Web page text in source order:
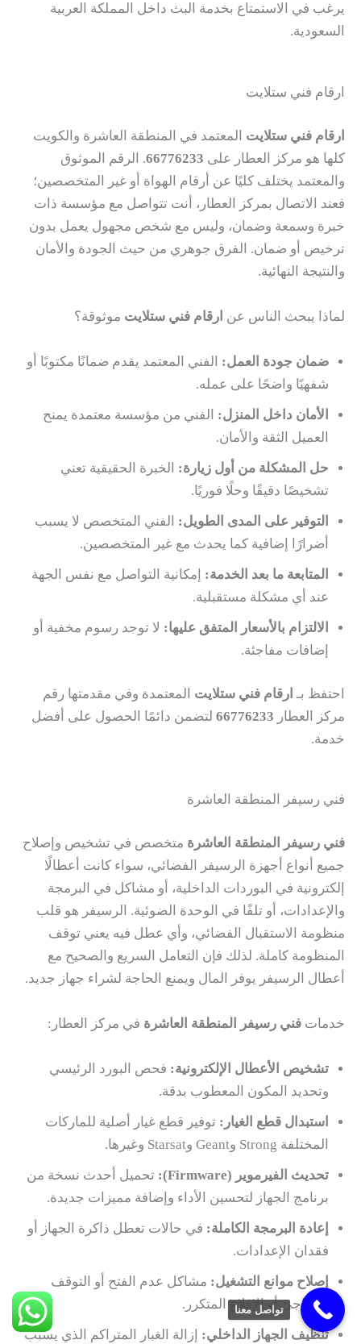
يرغب في الاستمتاع بخدمة البث داخل المملكة العربية
السعودية.
ارقام فني ستلايت
ارقام فني ستلايت المعتمد في المنطقة العاشرة والكويت
كلها هو مركز العطار على 66776233. الرقم الموثوق
والمعتمد يختلف كليًا عن أرقام الهواة أو غير المتخصصين؛
فعند الاتصال بمركز العطار، أنت تتواصل مع مؤسسة ذات
خبرة وسمعة وضمان، وليس مع شخص مجهول يعمل بدون
ترخيص أو ضمان. الفرق جوهري من حيث الجودة والأمان
والنتيجة النهائية.
لماذا يبحث الناس عن ارقام فني ستلايت موثوقة؟
ضمان جودة العمل: الفني المعتمد يقدم ضمانًا مكتوبًا أو
شفهيًا واضحًا على عمله.
الأمان داخل المنزل: الفني من مؤسسة معتمدة يمنح
العميل الثقة والأمان.
حل المشكلة من أول زيارة: الخبرة الحقيقية تعني
تشخيصًا دقيقًا وحلًا فوريًا.
التوفير على المدى الطويل: الفني المتخصص لا يسبب
أضرارًا إضافية كما يحدث مع غير المتخصصين.
المتابعة ما بعد الخدمة: إمكانية التواصل مع نفس الجهة
عند أي مشكلة مستقبلية.
الالتزام بالأسعار المتفق عليها: لا توجد رسوم مخفية أو
إضافات مفاجئة.
احتفظ بـ ارقام فني ستلايت المعتمدة وفي مقدمتها رقم
مركز العطار 66776233 لتضمن دائمًا الحصول على أفضل
خدمة.
فني رسيفر المنطقة العاشرة
فني رسيفر المنطقة العاشرة متخصص في تشخيص وإصلاح
جميع أنواع أجهزة الرسيفر الفضائي، سواء كانت أعطالًا
إلكترونية في البوردات الداخلية، أو مشاكل في البرمجة
والإعدادات، أو تلفًا في الوحدة الضوئية. الرسيفر هو قلب
منظومة الاستقبال الفضائي، وأي عطل فيه يعني توقف
المنظومة كاملة. لذلك فإن التعامل السريع والصحيح مع
أعطال الرسيفر يوفر المال ويمنع الحاجة لشراء جهاز جديد.
خدمات فني رسيفر المنطقة العاشرة في مركز العطار:
تشخيص الأعطال الإلكترونية: فحص البورد الرئيسي
وتحديد المكون المعطوب بدقة.
استبدال قطع الغيار: توفير قطع غيار أصلية للماركات
المختلفة Strong وGeant وStarsat وغيرها.
تحديث الفيرموير (Firmware):
تحميل أحدث نسخة من
برنامج الجهاز لتحسين الأداء وإضافة مميزات جديدة.
إعادة البرمجة الكاملة: في حالات تعطل ذاكرة الجهاز أو
فقدان الإعدادات.
إصلاح موانع التشغيل: مشاكل عدم الفتح أو التوقف
المفاجئ أو الإقلاع المتكرر.
تنظيف الجهاز الداخلي: إزالة الغبار المتراكم الذي يسبب
تواصل معنا